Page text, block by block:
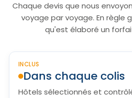
Chaque devis que nous
voyage par voyage. En règle
qu'est élaboré un
INCLUS
Dans chaque colis
Hôtels sélectionnés et